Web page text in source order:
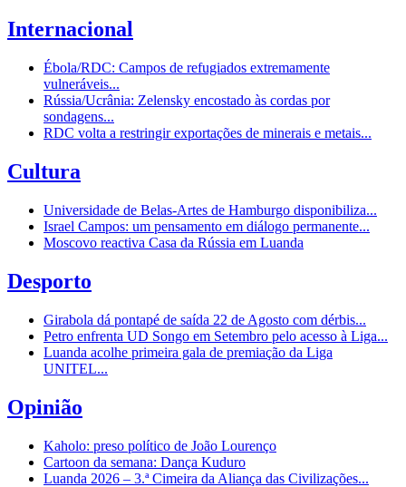
Internacional
Ébola/RDC: Campos de refugiados extremamente
vulneráveis...
Rússia/Ucrânia: Zelensky encostado às cordas por
sondagens...
RDC volta a restringir exportações de minerais e metais...
Cultura
Universidade de Belas-Artes de Hamburgo disponibiliza...
Israel Campos: um pensamento em diálogo permanente...
Moscovo reactiva Casa da Rússia em Luanda
Desporto
Girabola dá pontapé de saída 22 de Agosto com dérbis...
Petro enfrenta UD Songo em Setembro pelo acesso à Liga...
Luanda acolhe primeira gala de premiação da Liga
UNITEL...
Opinião
Kaholo: preso político de João Lourenço
Cartoon da semana: Dança Kuduro
Luanda 2026 – 3.ª Cimeira da Aliança das Civilizações...